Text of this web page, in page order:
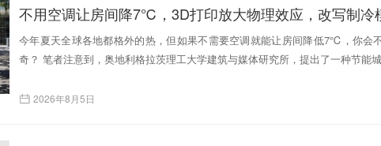
不用空调让房间降7℃，3D打印放大物理效应，改写制冷
今年夏天全球各地都格外的热，但如果不需要空调就能让房间降低7℃，你会
奇？ 笔者注意到，奥地利格拉茨理工大学建筑与媒体研究所，提出了一种节能
2026年8月5日